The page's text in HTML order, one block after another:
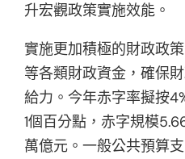
升宏觀政策實施效能。
實施更加積極的財政政
等各類財政資金，確保
給力。今年赤字率擬按
1個百分點，赤字規模
萬億元。一般公共預算